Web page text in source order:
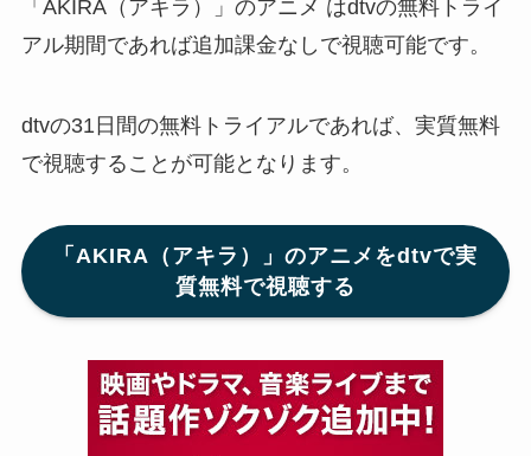
「AKIRA（アキラ）」のアニメ はdtvの無料トライ
アル期間であれば追加課金なしで視聴可能です。
dtvの31日間の無料トライアルであれば、実質無料
で視聴することが可能となります。
「AKIRA（アキラ）」のアニメをdtvで実
質無料で視聴する